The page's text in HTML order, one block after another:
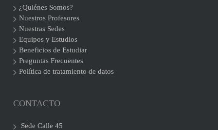
¿Quiénes Somos?
Nuestros Profesores
Nuestras Sedes
Equipos y Estudios
Beneficios de Estudiar
Preguntas Frecuentes
Política de tratamiento de datos
CONTACTO
Sede Calle 45